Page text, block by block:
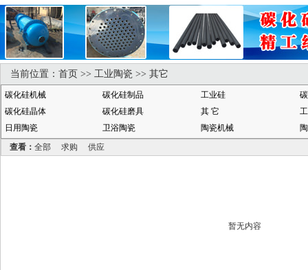
当前位置： 首页 >> 工业陶瓷 >> 其它
碳化硅机械 碳化硅制品 工业硅
碳化硅晶体
碳化硅磨具 其 它
日用陶瓷
卫浴陶瓷 陶瓷机械
查看： 全部 求购 供应
暂无内容